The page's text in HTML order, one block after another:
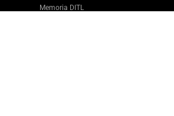
Memoria DITL